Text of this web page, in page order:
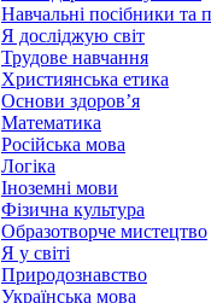
Навчальні посібники та
Я досліджую світ
Трудове навчання
Християнська етика
Основи здоров’я
Математика
Російська мова
Логіка
Іноземні мови
Фізична культура
Образотворче мистецтво
Я у світі
Природознавство
Українська мова